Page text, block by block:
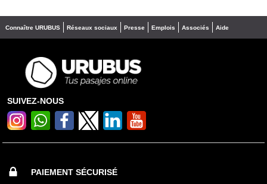
Connaître URUBUS Réseaux sociaux Presse Emplois Associés Aide
SUIVEZ-NOUS
PAIEMENT SÉCURISÉ